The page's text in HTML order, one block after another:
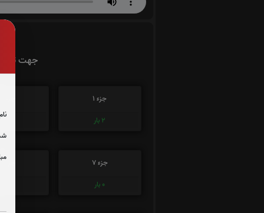
جهت
جزء 1
2 بار بار
جزء 7
0 بار
جزء 8